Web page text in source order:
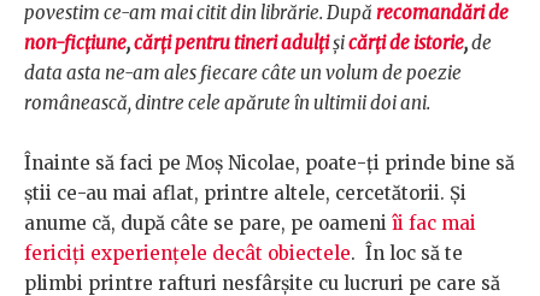
povestim ce-am mai citit din librărie. După recomandări de
non-ficțiune,cărți pentru tineri adulțișicărți de istorie,de
data asta ne-am ales fiecare câte un volum de poezie
românească, dintre cele apărute în ultimii doi ani.
Înainte să faci pe Moș Nicolae, poate-ți prinde bine să
știi ce-au mai aflat, printre altele, cercetătorii. Și
anume că, după câte se pare, pe oameni îi fac mai
fericiți experiențele decât obiectele. În loc să te
plimbi printre rafturi nesfârșite cu lucruri pe care să